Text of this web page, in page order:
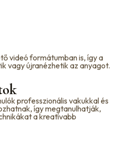
videó formátumban is, így a
vagy újranézhetik az anyagot.
professzionális vakukkal és
így megtanulhatják,
a kreatívabb